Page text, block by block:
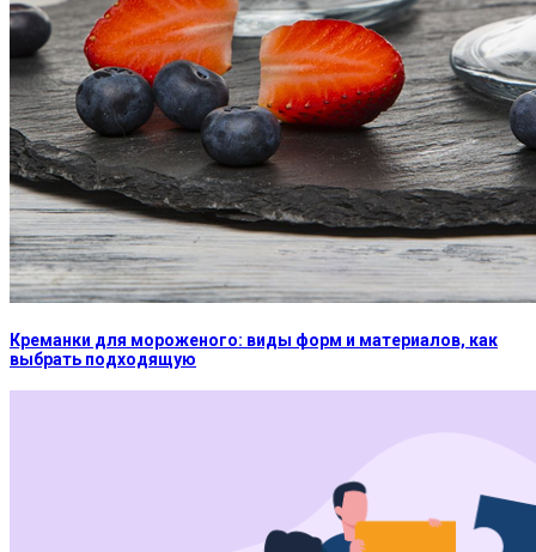
Креманки для мороженого: виды форм и материалов, как
выбрать подходящую